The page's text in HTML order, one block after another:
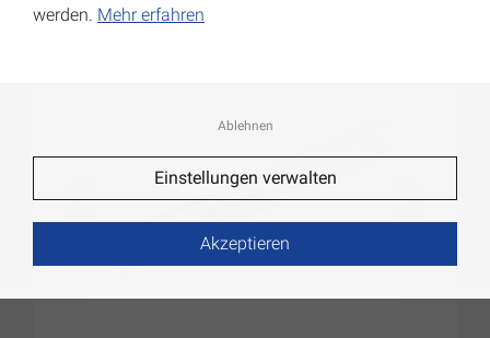
werden. Mehr erfahren
Ablehnen
Einstellungen verwalten
Akzeptieren